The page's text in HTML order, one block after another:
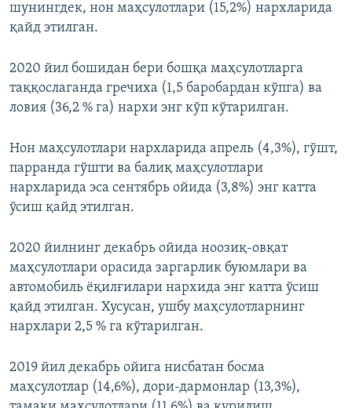
шунингдек, нон маҳсулотлари (15,2%) нархларида
қайд этилган.
2020 йил бошидан бери бошқа маҳсулотларга
таққослаганда гречиха (1,5 баробардан кўпга) ва
ловия (36,2 % га) нархи энг кўп кўтарилган.
Нон маҳсулотлари нархларида апрель (4,3%), гўшт,
парранда гўшти ва балиқ маҳсулотлари
нархларида эса сентябрь ойида (3,8%) энг катта
ўсиш қайд этилган.
2020 йилнинг декабрь ойида ноозиқ-овқат
маҳсулотлари орасида заргарлик буюмлари ва
автомобиль ёқилғилари нархида энг катта ўсиш
қайд этилган. Хусусан, ушбу маҳсулотларнинг
нархлари 2,5 % га кўтарилган.
2019 йил декабрь ойига нисбатан босма
маҳсулотлар (14,6%), дори-дармонлар (13,3%),